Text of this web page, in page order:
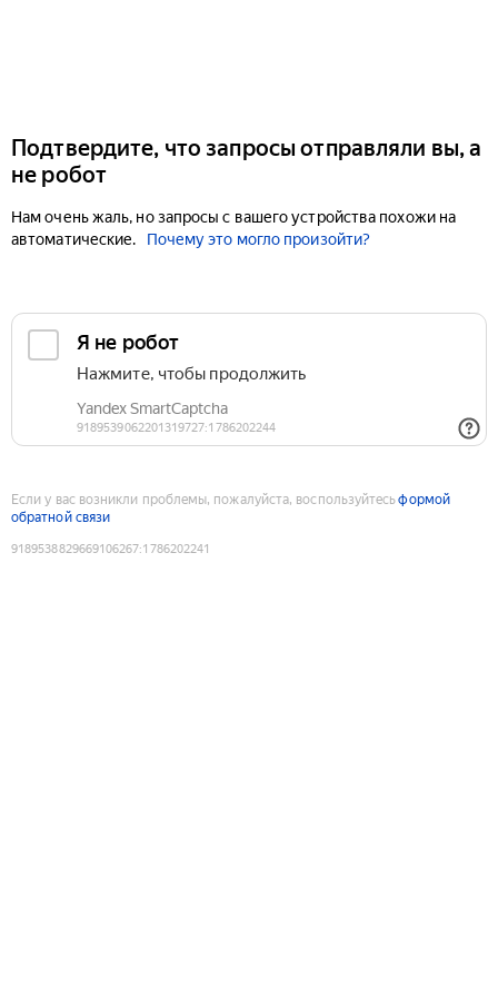
Подтвердите, что запросы отправляли вы, а
не робот
Нам очень жаль, но запросы с вашего устройства похожи на
автоматические.
Почему это могло произойти?
Если у вас возникли проблемы, пожалуйста, воспользуйтесьформой
обратной связи
9189538829669106267:1786202241